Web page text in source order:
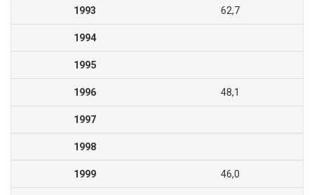
1993 62,7
1994
1995
1996 48,1
1997
1998
1999 46,0